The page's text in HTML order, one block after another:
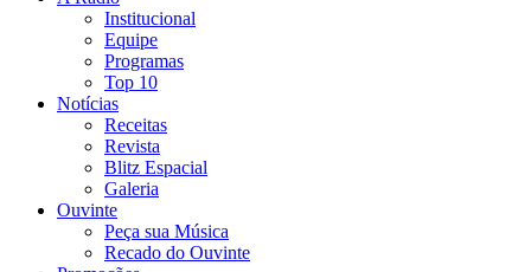
Institucional
Equipe
Programas
Top 10
Notícias
Receitas
Revista
Blitz Espacial
Galeria
Ouvinte
Peça sua Música
Recado do Ouvinte